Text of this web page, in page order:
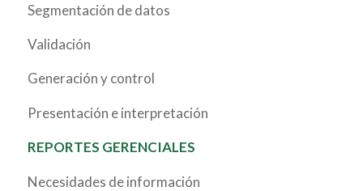
Segmentación de datos
Validación
Generación y control
Presentación e interpretación
REPORTES GERENCIALES
Necesidades de información